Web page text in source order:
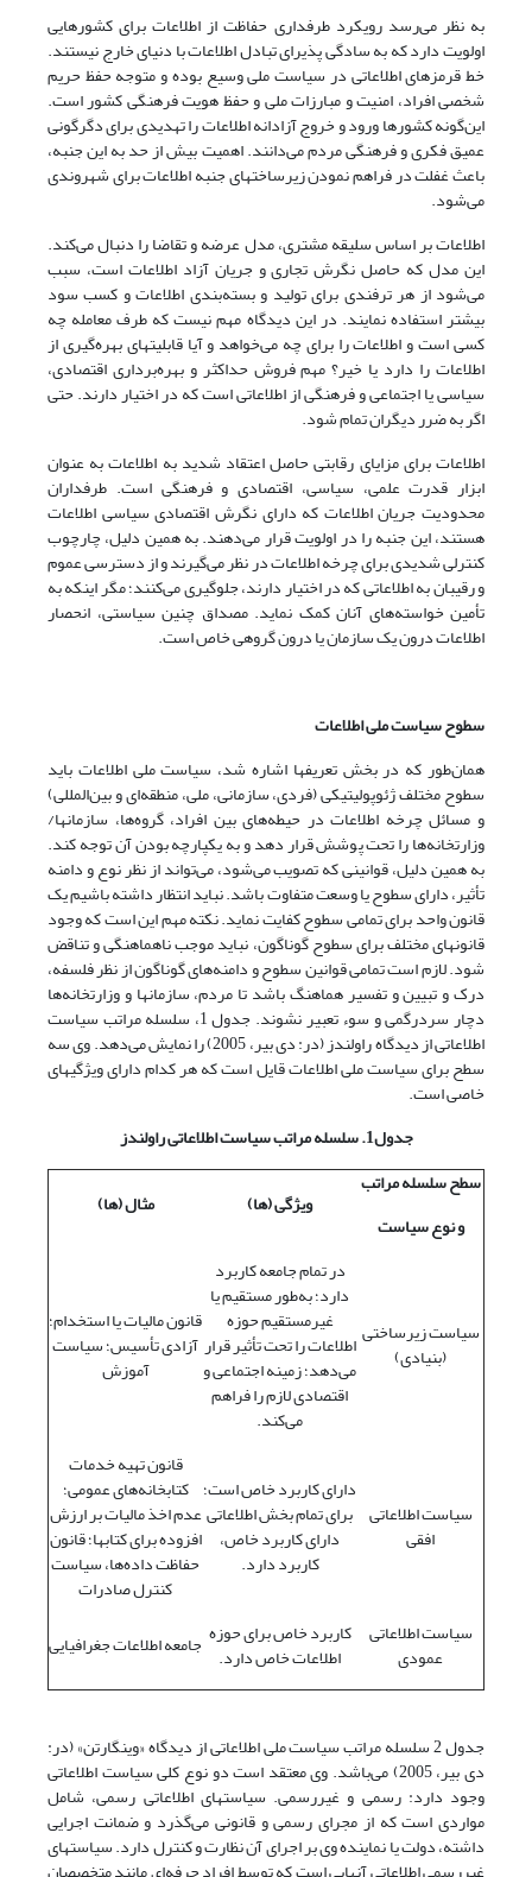
به نظر می‌رسد رویکرد طرفداری حفاظت از اطلاعات برای کشورهایی
اولویت دارد که به سادگی پذیرای تبادل اطلاعات با دنیای خارج نیستند.
خط قرمزهای اطلاعاتی در سیاست ملی وسیع بوده و متوجه حفظ حریم
شخصی افراد، امنیت و مبارزات ملی و حفظ هویت فرهنگی کشور است.
این‌گونه کشورها ورود و خروج آزادانه اطلاعات را تهدیدی برای دگرگونی
عمیق فکری و فرهنگی مردم می‌دانند. اهمیت بیش از حد به این جنبه،
باعث غفلت در فراهم‌ نمودن زیرساختهای جنبه اطلاعات برای شهروندی
می‌شود.
اطلاعات بر اساس سلیقه مشتری، مدل عرضه و تقاضا را دنبال می‌کند.
این مدل که حاصل نگرش تجاری و جریان آزاد اطلاعات است، سبب
می‌شود از هر ترفندی برای تولید و بسته‌بندی اطلاعات و کسب سود
بیشتر استفاده نمایند. در این دیدگاه مهم نیست که طرف معامله چه
کسی است و اطلاعات را برای چه می‌خواهد و آیا قابلیتهای بهره‌گیری از
اطلاعات را دارد یا خیر؟ مهم فروش حداکثر و بهره‌برداری اقتصادی،
سیاسی یا اجتماعی و فرهنگی از اطلاعاتی است که در اختیار دارند. حتی
اگر به ضرر دیگران تمام شود.
اطلاعات برای مزایای رقابتی حاصل اعتقاد شدید به اطلاعات به عنوان
ابزار قدرت علمی، سیاسی، اقتصادی و فرهنگی است. طرفداران
محدودیت جریان اطلاعات که دارای نگرش اقتصادی سیاسی اطلاعات
هستند، این جنبه را در اولویت قرار می‌دهند. به همین دلیل، چارچوب
کنترلی شدیدی برای چرخه اطلاعات در نظر می‌گیرند و از دسترسی عموم
و رقیبان به اطلاعاتی که در اختیار دارند، جلوگیری می‌کنند؛ مگر اینکه به
تأمین خواسته‌های آنان کمک نماید. مصداق چنین سیاستی، انحصار
اطلاعات درون یک سازمان یا درون گروهی خاص است.
سطوح سیاست ملی اطلاعات
همان‌طور که در بخش تعریفها اشاره شد، سیاست ملی اطلاعات باید
سطوح مختلف ژئوپولیتیکی (فردی، سازمانی، ملی، منطقه‌ای و بین‌المللی)
و مسائل چرخه اطلاعات در حیطه‌های بین افراد، گروه‌ها، سازمانها/
وزارتخانه‌ها را تحت پوشش قرار دهد و به یکپارچه بودن آن توجه کند.
به همین دلیل، قوانینی که تصویب می‌شود، می‌تواند از نظر نوع و دامنه
تأثیر، دارای سطوح یا وسعت متفاوت باشد. نباید انتظار داشته باشیم یک
قانون واحد برای تمامی سطوح کفایت نماید. نکته مهم این است که وجود
قانونهای مختلف برای سطوح گوناگون، نباید موجب ناهماهنگی و تناقض
شود. لازم است تمامی قوانین سطوح و دامنه‌های گوناگون از نظر فلسفه،
درک و تبیین و تفسیر هماهنگ باشد تا مردم، سازمانها و وزارتخانه‌ها
دچار سردرگمی و سوء تعبیر نشوند. جدول 1، سلسله مراتب سیاست
اطلاعاتی از دیدگاه راولندز (در: دی بیر، 2005) را نمایش می‌دهد. وی سه
سطح برای سیاست ملی اطلاعات قایل است که هر کدام دارای ویژگیهای
خاصی است.
جدول1. سلسله مراتب سیاست اطلاعاتی راولندز
سطح سلسله مراتب
و نوع سیاست
ویژگی‌ (ها) مثال‌ (ها)
سیاست زیرساختی
(بنیادی)
در تمام جامعه کاربرد
دارد؛ به‌طور مستقیم یا
غیرمستقیم حوزه
اطلاعات را تحت تأثیر قرار
می‌دهد؛ زمینه اجتماعی و
اقتصادی لازم را فراهم
می‌کند.
قانون مالیات یا استخدام؛
آزادی تأسیس؛ سیاست
آموزش
سیاست اطلاعاتی
افقی
دارای کاربرد خاص است؛
برای تمام بخش اطلاعاتی
دارای کاربرد خاص،
کاربرد دارد.
قانون تهیه خدمات
کتابخانه‌های عمومی؛
عدم اخذ مالیات بر ارزش
افزوده برای کتابها؛ قانون
حفاظت داده‌ها، سیاست
کنترل صادرات
سیاست اطلاعاتی
عمودی
کاربرد خاص برای حوزه
اطلاعات خاص دارد. جامعه اطلاعات جغرافیایی
جدول 2 سلسله مراتب سیاست ملی اطلاعاتی از دیدگاه «وینگارتن» (در:
دی بیر، 2005) می‌باشد. وی معتقد است دو نوع کلی سیاست اطلاعاتی
وجود دارد: رسمی و غیررسمی. سیاستهای اطلاعاتی رسمی، شامل
مواردی است که از مجرای رسمی و قانونی می‌گذرد و ضمانت اجرایی
داشته، دولت یا نماینده وی بر اجرای آن نظارت و کنترل دارد. سیاستهای